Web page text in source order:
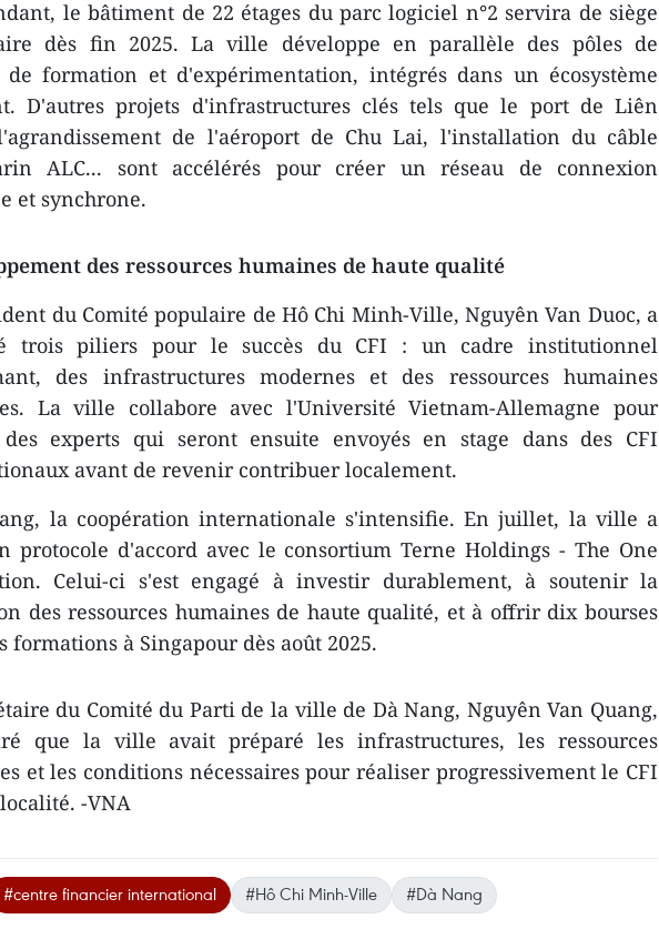
le bâtiment de 22 étages du parc logiciel n°2 servira de siège
dès fin 2025. La ville développe en parallèle des pôles de
formation et d'expérimentation, intégrés dans un écosystème
D'autres projets d'infrastructures clés tels que le port de Liên
de l'aéroport de Chu Lai, l'installation du câble
ALC... sont accélérés pour créer un réseau de connexion
et synchrone.
des ressources humaines de haute qualité
du Comité populaire de Hô Chi Minh-Ville, Nguyên Van Duoc, a
trois piliers pour le succès du CFI : un cadre institutionnel
des infrastructures modernes et des ressources humaines
La ville collabore avec l'Université Vietnam-Allemagne pour
experts qui seront ensuite envoyés en stage dans des CFI
avant de revenir contribuer localement.
la coopération internationale s'intensifie. En juillet, la ville a
protocole d'accord avec le consortium Terne Holdings - The One
Celui-ci s'est engagé à investir durablement, à soutenir la
des ressources humaines de haute qualité, et à offrir dix bourses
formations à Singapour dès août 2025.
du Comité du Parti de la ville de Dà Nang, Nguyên Van Quang,
que la ville avait préparé les infrastructures, les ressources
et les conditions nécessaires pour réaliser progressivement le CFI
-VNA
#centre financier international #Hô Chi Minh-Ville #Dà Nang